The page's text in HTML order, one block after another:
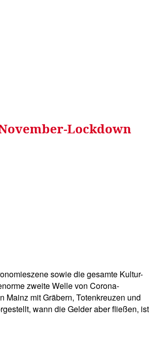
Lockdown
sowie die gesamte Kultur-
zweite Welle von Corona-
Mainz mit Gräbern, Totenkreuzen und
wann die Gelder aber fließen, ist